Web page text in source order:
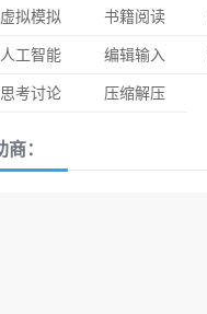
虚拟模拟
书籍阅读
人工智能
编辑输入
思考讨论
压缩解压
商：